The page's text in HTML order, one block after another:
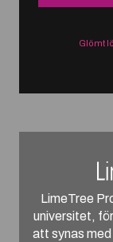
Glömt
LimeTree
universitet,
att synas